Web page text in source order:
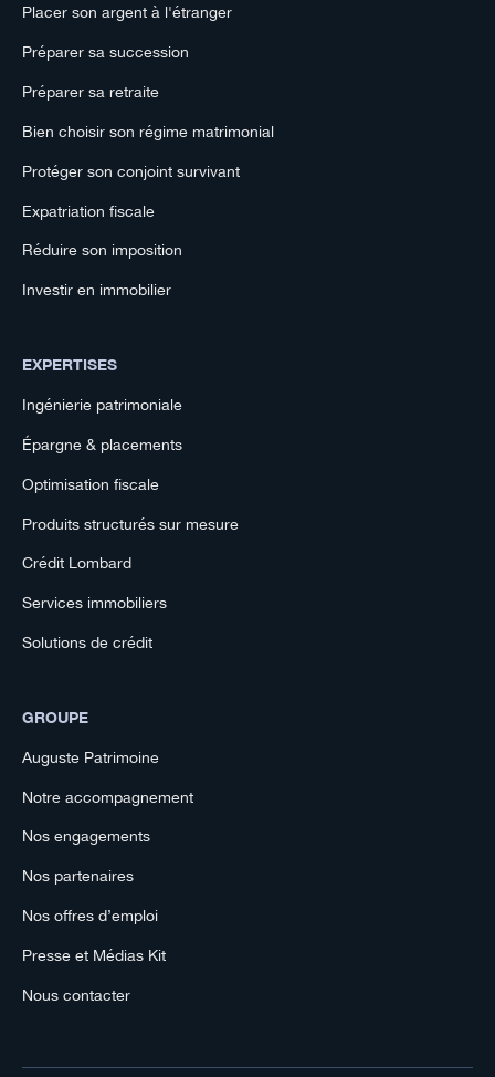
Placer son argent à l'étranger
Préparer sa succession
Préparer sa retraite
Bien choisir son régime matrimonial
Protéger son conjoint survivant
Expatriation fiscale
Réduire son imposition
Investir en immobilier
EXPERTISES
Ingénierie patrimoniale
Épargne & placements
Optimisation fiscale
Produits structurés sur mesure
Crédit Lombard
Services immobiliers
Solutions de crédit
GROUPE
Auguste Patrimoine
Notre accompagnement
Nos engagements
Nos partenaires
Nos offres d’emploi
Presse et Médias Kit
Nous contacter